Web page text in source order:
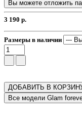
Вы можете отложить
3 190 р.
Размеры в наличии
ДОБАВИТЬ В